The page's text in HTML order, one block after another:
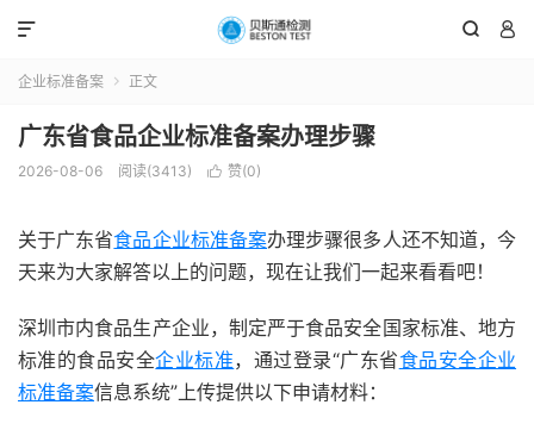
 

企业标准备案  正文
广东省食品企业标准备案办理步骤
2026-08-06 阅读(3413)  赞(0)
关于广东省食品企业标准备案办理步骤很多人还不知道，今
天来为大家解答以上的问题，现在让我们一起来看看吧！
深圳市内食品生产企业，制定严于食品安全国家标准、地方
标准的食品安全企业标准，通过登录“广东省食品安全企业
标准备案信息系统”上传提供以下申请材料：